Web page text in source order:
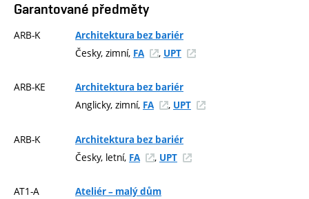
Garantované předměty
ARB-K Architektura bez bariér
Česky, zimní, FA , UPT
ARB-KE Architektura bez bariér
Anglicky, zimní, FA , UPT
ARB-K Architektura bez bariér
Česky, letní, FA , UPT
AT1-A Ateliér – malý dům